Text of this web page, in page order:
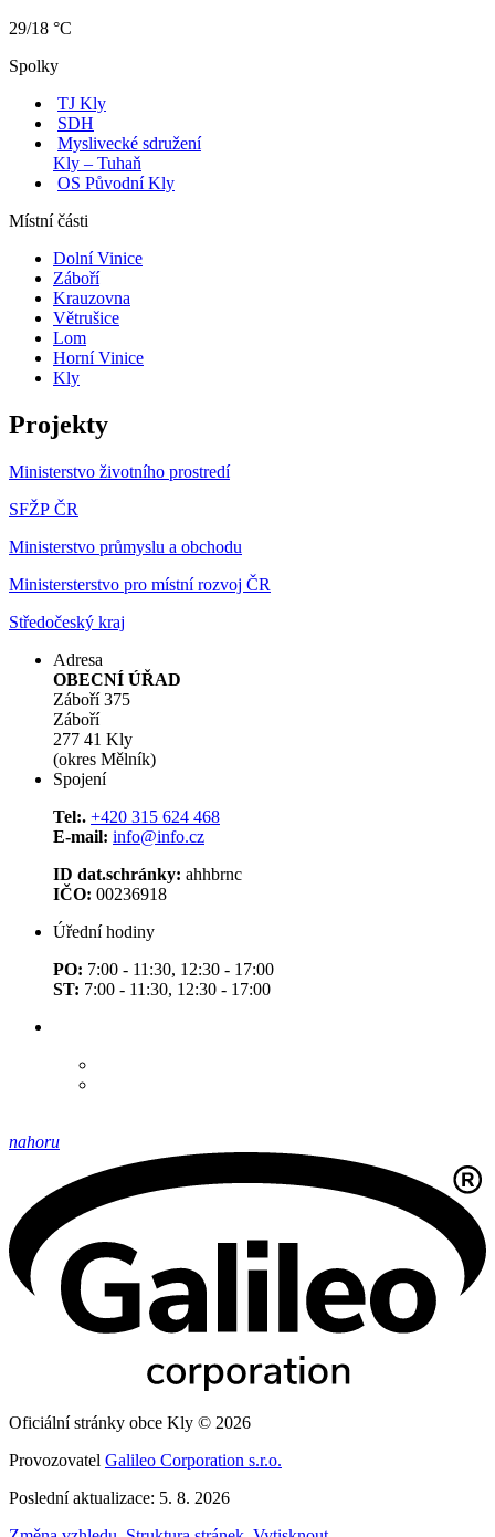
29/18 °C
Spolky
TJ Kly
SDH
Myslivecké sdružení
Kly – Tuhaň
OS Původní Kly
Místní části
Dolní Vinice
Záboří
Krauzovna
Větrušice
Lom
Horní Vinice
Kly
Projekty
Ministerstvo životního prostredí
SFŽP ČR
Ministerstvo průmyslu a obchodu
Ministersterstvo pro místní rozvoj ČR
Středočeský kraj
Adresa
OBECNÍ ÚŘAD
Záboří 375
Záboří
277 41 Kly
(okres Mělník)
Spojení
Tel:. +420 315 624 468
E-mail: info@info.cz
ID dat.schránky: ahhbrnc
IČO: 00236918
Úřední hodiny
PO: 7:00 - 11:30, 12:30 - 17:00
ST: 7:00 - 11:30, 12:30 - 17:00
nahoru
Oficiální stránky obce Kly © 2026
Provozovatel Galileo Corporation s.r.o.
Poslední aktualizace: 5. 8. 2026